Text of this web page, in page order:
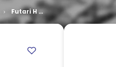
Futari H #
30